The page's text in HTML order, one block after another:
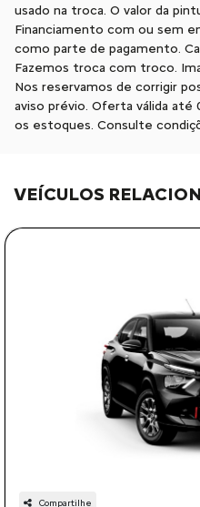
usado na troca. O valor da
Financiamento com ou sem
como parte de pagamento.
Fazemos troca com troco.
Nos reservamos de corrigir
aviso prévio. Oferta válida
os estoques. Consulte
VEÍCULOS
Compartilhe